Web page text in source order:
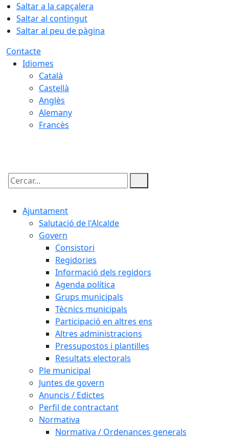
Saltar a la capçalera
Saltar al contingut
Saltar al peu de pàgina
Contacte
Idiomes
Català
Castellà
Anglès
Alemany
Francès
Cercar:
Ajuntament
Salutació de l'Alcalde
Govern
Consistori
Regidories
Informació dels regidors
Agenda política
Grups municipals
Tècnics municipals
Participació en altres ens
Altres administracions
Pressupostos i plantilles
Resultats electorals
Ple municipal
Juntes de govern
Anuncis / Edictes
Perfil de contractant
Normativa
Normativa / Ordenances generals